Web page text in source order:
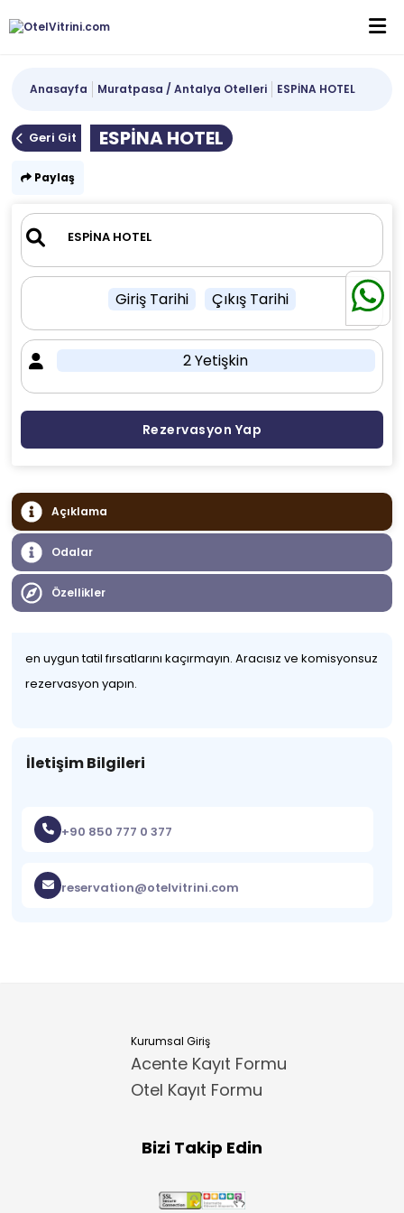
Anasayfa Muratpasa / Antalya Otelleri ESPİNA HOTEL
Geri Git ESPİNA HOTEL
Paylaş
Giriş Tarihi Çıkış Tarihi
2 Yetişkin
Rezervasyon Yap
Açıklama
Odalar
Özellikler
en uygun tatil fırsatlarını kaçırmayın. Aracısız ve komisyonsuz
rezervasyon yapın.
İletişim Bilgileri
+90 850 777 0 377
reservation@otelvitrini.com
Kurumsal Giriş
Acente Kayıt Formu
Otel Kayıt Formu
Bizi Takip Edin